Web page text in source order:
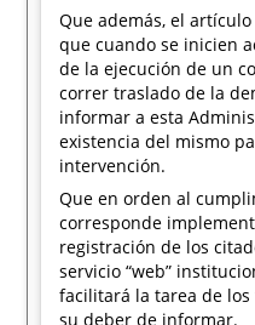
Que además, el
que cuando se inicien
de la ejecución de un
correr traslado de la
informar a esta
existencia del mismo
intervención.
Que en orden al
corresponde
registración de los
servicio “web”
facilitará la tarea de
su deber de informar.